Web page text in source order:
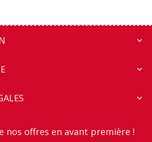



nos offres en avant première !